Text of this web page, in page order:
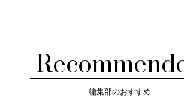
編集部のおすすめ